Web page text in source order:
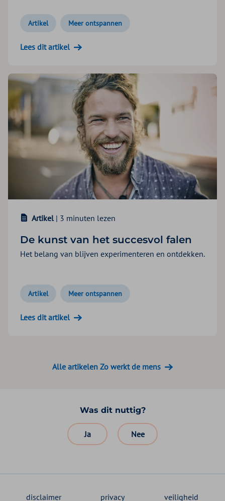
Artikel Meer ontspannen
Lees dit artikel
Artikel | 3 minuten lezen
De kunst van het succesvol falen
Het belang van blijven experimenteren en ontdekken.
Artikel Meer ontspannen
Lees dit artikel
Alle artikelen Zo werkt de mens
Was dit nuttig?
Ja Nee
disclaimer privacy veiligheid